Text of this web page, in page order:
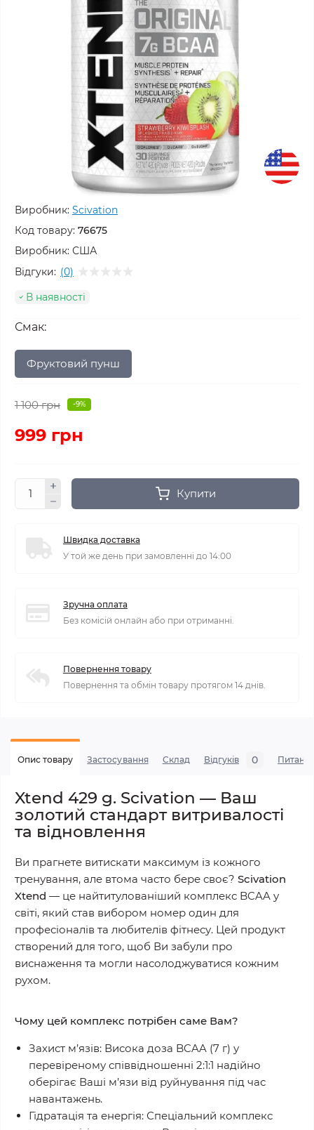
Виробник: Scivation
Код товару: 76675
Виробник: США
Відгуки: (0)
В наявності
Смак:
Фруктовий пунш
1 100 грн -9%
999 грн
Купити
Швидка доставка
У той же день при замовленні до 14:00
Зручна оплата
Без комісій онлайн або при отриманні.
Повернення товару
Повернення та обмін товару протягом 14 днів.
Опис товару Застосування Склад Відгуків 0
Xtend 429 g. Scivation — Ваш
золотий стандарт витривалості
та відновлення
Ви прагнете витискати максимум із кожного
тренування, але втома часто бере своє? Scivation
Xtend — це найтитулованіший комплекс BCAA у
світі, який став вибором номер один для
професіоналів та любителів фітнесу. Цей продукт
створений для того, щоб Ви забули про
виснаження та могли насолоджуватися кожним
рухом.
Чому цей комплекс потрібен саме Вам?
Захист м’язів: Висока доза BCAA (7 г) у
перевіреному співвідношенні 2:1:1 надійно
оберігає Ваші м’язи від руйнування під час
навантажень.
Гідратація та енергія: Спеціальний комплекс